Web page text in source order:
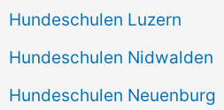
Hundeschulen Luzern
Hundeschulen Nidwalden
Hundeschulen Neuenburg